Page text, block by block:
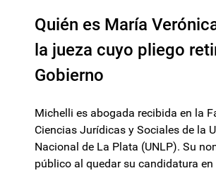
Quién es María
la jueza cuyo pliego
Gobierno
Michelli es abogada recibida en la
Ciencias Jurídicas y Sociales de la
Nacional de La Plata (UNLP). Su
público al quedar su candidatura en